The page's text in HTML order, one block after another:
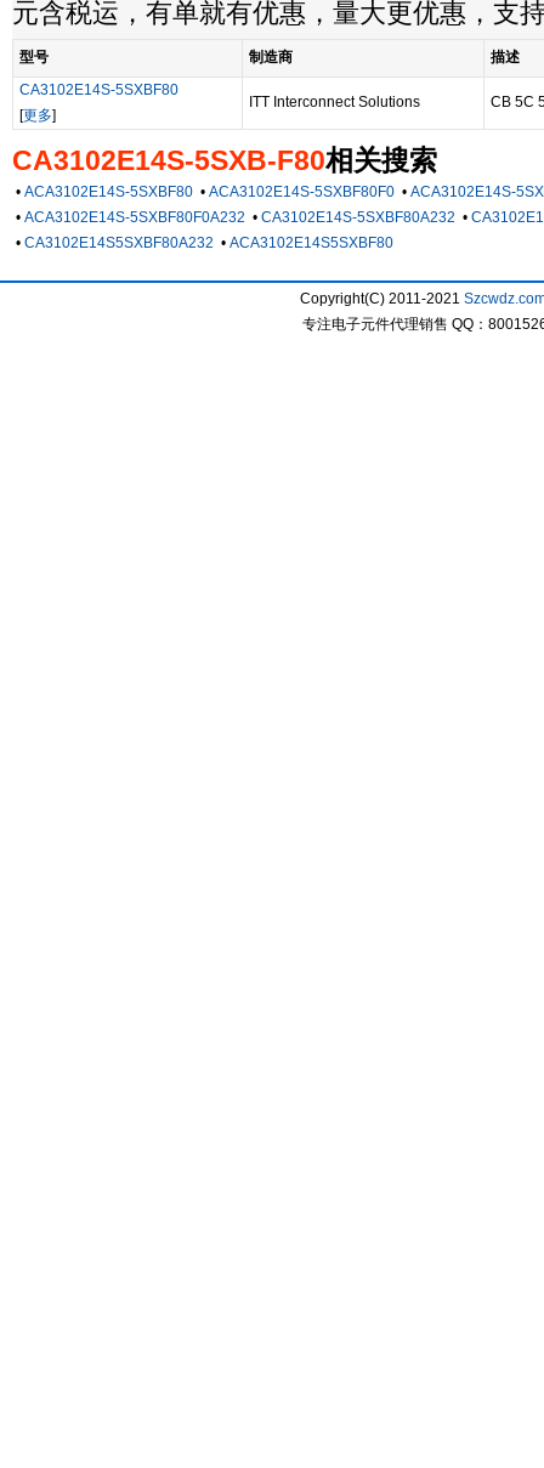
元含税运，有单就有优惠，量大更优惠，支
型号 制造商
描述
CA3102E14S-5SXBF80
[更多]
ITT Interconnect Solutions CB 5C
CA3102E14S-5SXB-F80相关搜索
• ACA3102E14S-5SXBF80 • ACA3102E14S-5SXBF80F0 • ACA3102E14S-
• ACA3102E14S-5SXBF80F0A232 • CA3102E14S-5SXBF80A232 •
• CA3102E14S5SXBF80A232 • ACA3102E14S5SXBF80
Copyright(C) 2011-2021
专注电子元件代理销售 QQ：